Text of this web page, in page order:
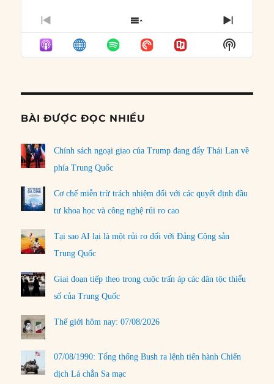
PREVIOUS
EPISODE
SHOW
EPISODES
LIST
NEXT
Show
Podcast
BÀI ĐƯỢC ĐỌC NHIỀU
Chính sách ngoại giao của Trump đang đẩy Thái Lan về
phía Trung Quốc
Cơ chế miễn trừ trách nhiệm đối với các quyết định đầu
tư khoa học và công nghệ rủi ro cao
Tại sao AI lại là một rủi ro đối với Đảng Cộng sản
Trung Quốc
Giai đoạn tiếp theo trong cuộc trấn áp các dân tộc thiểu
số của Trung Quốc
Thế giới hôm nay: 07/08/2026
07/08/1990: Tổng thống Bush ra lệnh tiến hành Chiến
dịch Lá chắn Sa mạc